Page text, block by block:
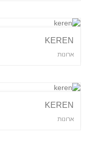
KEREN
ארונות
KEREN
ארונות